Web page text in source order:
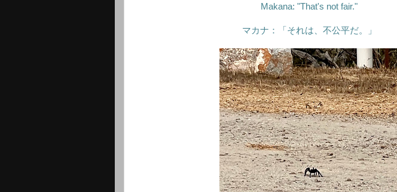
Makana: "That's not fair."
マカナ：「それは、不公平だ。」